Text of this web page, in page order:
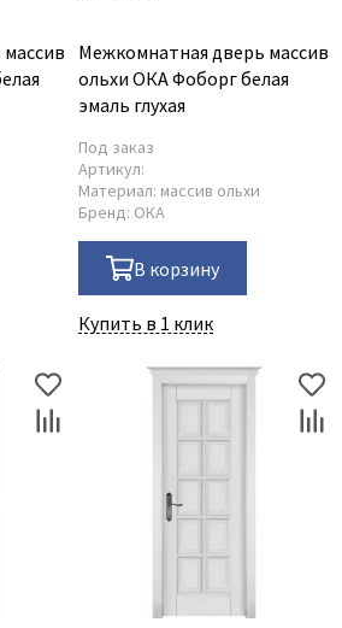
Межкомнатная дверь массив
ольхи ОКА Фоборг белая
эмаль глухая
Под заказ
Артикул:
Материал: массив ольхи
Бренд: ОКА
В корзину
Купить в 1 клик